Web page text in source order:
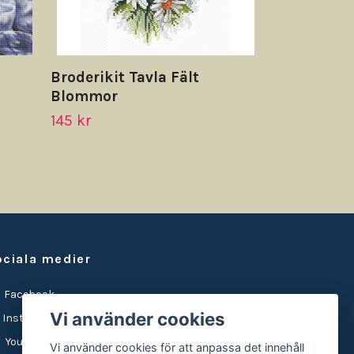
Broderikit Tavla Fält
Blommor
145 kr
medier
Facebook
Instagram
YouTube
Vi använder cookies
Vi använder cookies för att anpassa det innehåll